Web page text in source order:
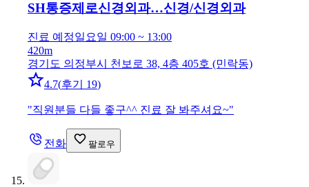
SH통증제로신경외과…신경/신경외과
진료 예정일요일 09:00 ~ 13:00
420m
경기도 의정부시 천보로 38, 4층 405호 (민락동)
4.7(후기 19)
"직원분들 다들 좋구^^ 진료 잘 봐주셔요~"
전화 팔로우